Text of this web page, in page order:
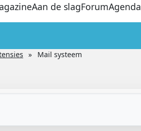
Aan de slagForumAgenda
Mail systeem